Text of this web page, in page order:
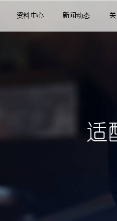
资料中心 新闻动态